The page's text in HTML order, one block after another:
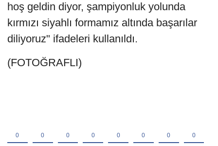
hoş geldin diyor, şampiyonluk yolunda
kırmızı siyahlı formamız altında başarılar
diliyoruz" ifadeleri kullanıldı.
(FOTOĞRAFLI)